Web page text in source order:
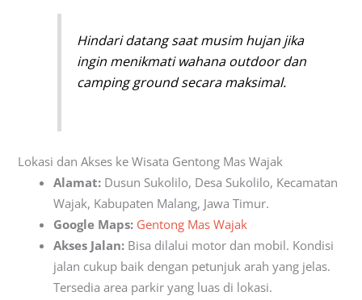
Hindari datang saat musim hujan jika
ingin menikmati wahana outdoor dan
camping ground secara maksimal.
Lokasi dan Akses ke Wisata Gentong Mas Wajak
Alamat: Dusun Sukolilo, Desa Sukolilo, Kecamatan
Wajak, Kabupaten Malang, Jawa Timur.
Google Maps: Gentong Mas Wajak
Akses Jalan: Bisa dilalui motor dan mobil. Kondisi
jalan cukup baik dengan petunjuk arah yang jelas.
Tersedia area parkir yang luas di lokasi.